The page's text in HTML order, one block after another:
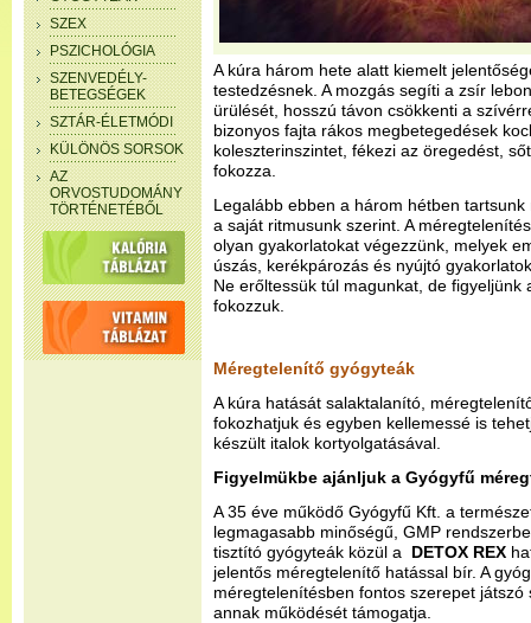
SZEX
PSZICHOLÓGIA
SZENVEDÉLY-
BETEGSÉGEK
SZTÁR-ÉLETMÓDI
KÜLÖNÖS SORSOK
AZ
ORVOSTUDOMÁNY
TÖRTÉNETÉBŐL
A kúra három hete alatt kiemelt
testedzésnek. A mozgás segíti a zsír
ürülését, hosszú távon csökkenti a
bizonyos fajta rákos megbetegedések
koleszterinszintet, fékezi az öregedést,
fokozza.
Legalább ebben a három hétben
a saját ritmusunk szerint. A
olyan gyakorlatokat végezzünk, melyek
úszás, kerékpározás és nyújtó
Ne erőltessük túl magunkat, de figyeljünk
fokozzuk.
Méregtelenítő gyógyteák
A kúra hatását salaktalanító,
fokozhatjuk és egyben kellemessé is
készült italok kortyolgatásával.
Figyelmükbe ajánljuk a Gyógyfű
A 35 éve működő Gyógyfű Kft. a
legmagasabb minőségű, GMP
tisztító gyógyteák közül a DETOX REX
jelentős méregtelenítő hatással bír. A
méregtelenítésben fontos szerepet
annak működését támogatja.